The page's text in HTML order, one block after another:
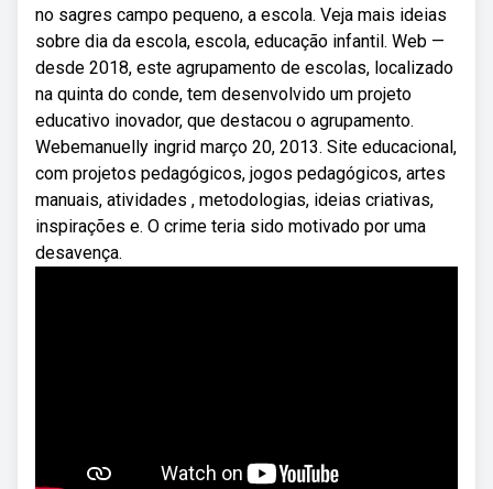
no sagres campo pequeno, a escola. Veja mais ideias
sobre dia da escola, escola, educação infantil. Web —
desde 2018, este agrupamento de escolas, localizado
na quinta do conde, tem desenvolvido um projeto
educativo inovador, que destacou o agrupamento.
Webemanuelly ingrid março 20, 2013. Site educacional,
com projetos pedagógicos, jogos pedagógicos, artes
manuais, atividades , metodologias, ideias criativas,
inspirações e. O crime teria sido motivado por uma
desavença.